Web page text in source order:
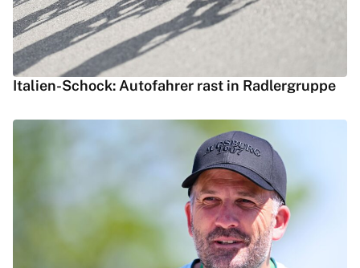
Italien-Schock: Autofahrer rast in Radlergruppe